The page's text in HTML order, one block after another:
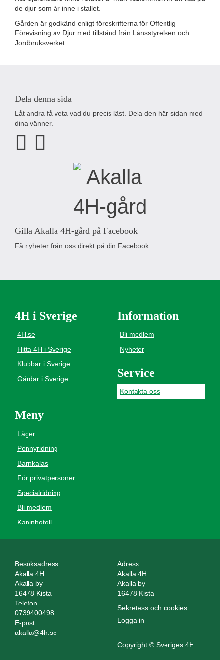
de djur som är inne i stallet.
Gården är godkänd enligt föreskrifterna för Offentlig
Förevisning av Djur med tillstånd från Länsstyrelsen och
Jordbruksverket.
Dela denna sida
Låt andra få veta vad du precis läst. Dela den här sidan med
dina vänner.
Gilla Akalla 4H-gård på Facebook
Få nyheter från oss direkt på din Facebook.
4H i Sverige
4H.se
Hitta 4H i Sverige
Klubbar i Sverige
Gårdar i Sverige
Information
Bli medlem
Nyheter
Service
Kontakta oss
Meny
Läger
Ponnyridning
Barnkalas
För privatpersoner
Specialridning
Bli medlem
Kaninhotell
Besöksadress
Akalla 4H
Akalla by
16478 Kista
Adress
Akalla 4H
Akalla by
16478 Kista
Telefon
0739400498
E-post
akalla@4h.se
Sekretess och cookies
Logga in
Copyright © Sveriges 4H